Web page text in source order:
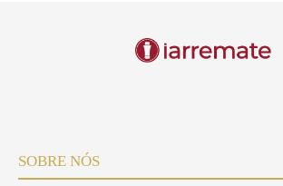
SOBRE NÓS